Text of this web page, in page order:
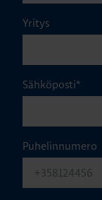
Yritys
Sähköposti*
Puhelinnumero